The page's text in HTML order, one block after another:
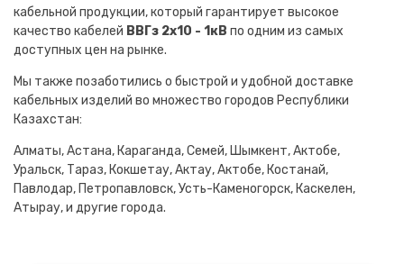
кабельной продукции, который гарантирует высокое
качество кабелей ВВГз 2х10 - 1кВ по одним из самых
доступных цен на рынке.
Мы также позаботились о быстрой и удобной доставке
кабельных изделий во множество городов Республики
Казахстан:
Алматы, Астана, Караганда, Семей, Шымкент, Актобе,
Уральск, Тараз, Кокшетау, Актау, Актобе, Костанай,
Павлодар, Петропавловск, Усть-Каменогорск, Каскелен,
Атырау, и другие города.